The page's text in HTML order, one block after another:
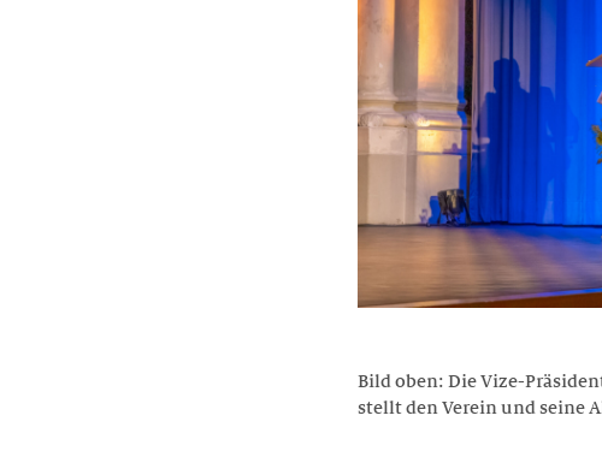
Bild oben: Die Vize-
stellt den Verein und seine